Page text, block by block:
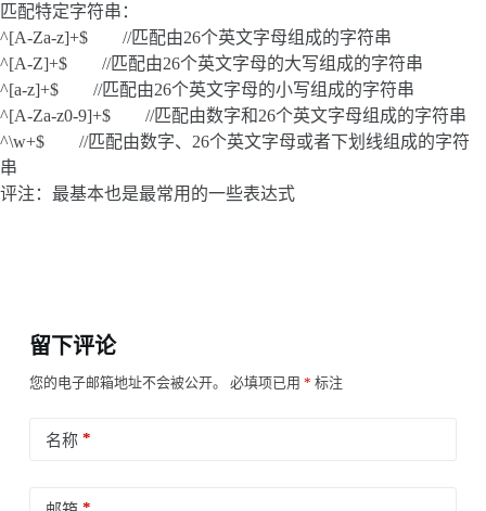
匹配特定字符串：
^[A-Za-z]+$ //匹配由26个英文字母组成的字符串
^[A-Z]+$ //匹配由26个英文字母的大写组成的字符串
^[a-z]+$ //匹配由26个英文字母的小写组成的字符串
^[A-Za-z0-9]+$ //匹配由数字和26个英文字母组成的字符串
^\w+$ //匹配由数字、26个英文字母或者下划线组成的字符
串
评注：最基本也是最常用的一些表达式
留下评论
您的电子邮箱地址不会被公开。 必填项已用 * 标注
名称*